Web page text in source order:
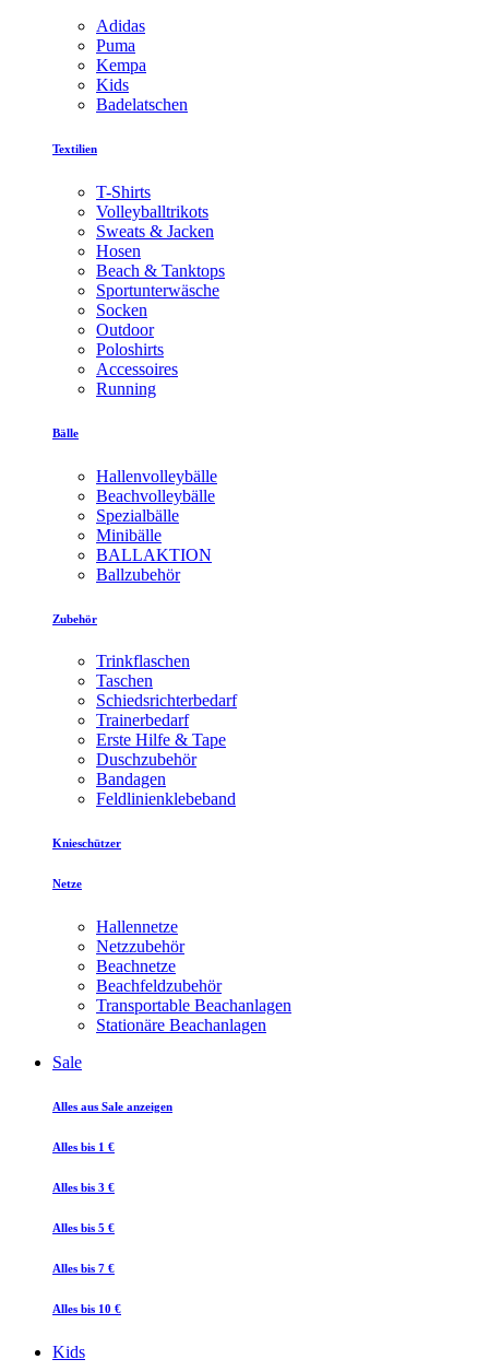
Adidas
Puma
Kempa
Kids
Badelatschen
Textilien
T-Shirts
Volleyballtrikots
Sweats & Jacken
Hosen
Beach & Tanktops
Sportunterwäsche
Socken
Outdoor
Poloshirts
Accessoires
Running
Bälle
Hallenvolleybälle
Beachvolleybälle
Spezialbälle
Minibälle
BALLAKTION
Ballzubehör
Zubehör
Trinkflaschen
Taschen
Schiedsrichterbedarf
Trainerbedarf
Erste Hilfe & Tape
Duschzubehör
Bandagen
Feldlinienklebeband
Knieschützer
Netze
Hallennetze
Netzzubehör
Beachnetze
Beachfeldzubehör
Transportable Beachanlagen
Stationäre Beachanlagen
Sale
Alles aus Sale anzeigen
Alles bis 1 €
Alles bis 3 €
Alles bis 5 €
Alles bis 7 €
Alles bis 10 €
Kids